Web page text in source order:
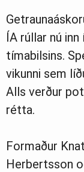
ÍA rúllar nú
tímabilsins.
vikunni sem
Alls verður
rétta.
Formaður
Herbertsson